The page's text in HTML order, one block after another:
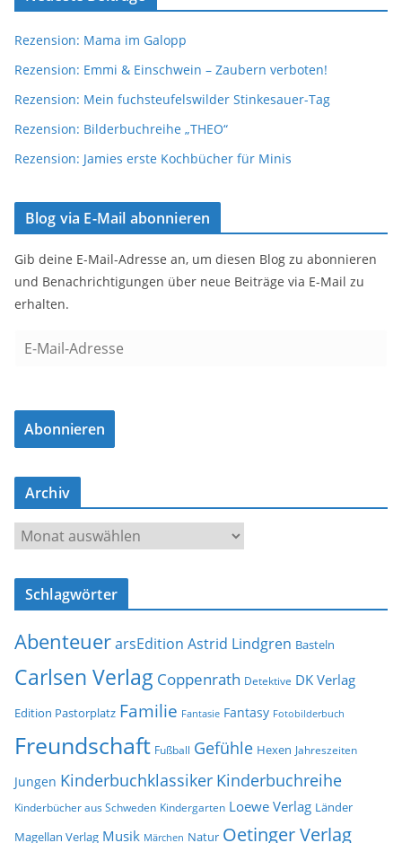
Rezension: Mama im Galopp
Rezension: Emmi & Einschwein – Zaubern verboten!
Rezension: Mein fuchsteufelswilder Stinkesauer-Tag
Rezension: Bilderbuchreihe „THEO“
Rezension: Jamies erste Kochbücher für Minis
Blog via E-Mail abonnieren
Gib deine E-Mail-Adresse an, um diesen Blog zu abonnieren
und Benachrichtigungen über neue Beiträge via E-Mail zu
erhalten.
a
l
-
d
s
e
Abonnieren
Archiv
r
c
v
Schlagwörter
AbenteuerarsEdition Astrid Lindgren Basteln
Carlsen Verlag Coppenrath Detektive DK Verlag
Edition Pastorplatz Familie Fantasie Fantasy Fotobilderbuch
Freundschaft Fußball Gefühle Hexen Jahreszeiten
Jungen Kinderbuchklassiker Kinderbuchreihe
Kinderbücher aus Schweden Kindergarten Loewe Verlag Länder
Magellan Verlag Musik Märchen Natur Oetinger Verlag